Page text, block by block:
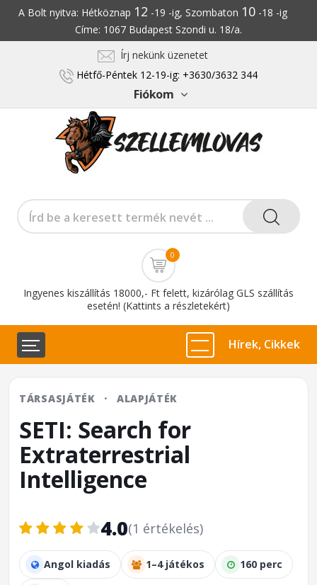
A Bolt nyitva: Hétköznap 12 -19 -ig, Szombaton 10-18 -ig
Címe: 1067 Budapest Szondi u. 18/a.
Írj nekünk üzenetet
Hétfő-Péntek 12-19-ig: +3630/3632 344
Fiókom
0
Ingyenes kiszállítás 18000,- Ft felett, kizárólag GLS szállítás
esetén! (Kattints a részletekért)
Hírek, Cikkek
TÁRSASJÁTÉK · ALAPJÁTÉK
SETI: Search for
Extraterrestrial
Intelligence
4.0(1 értékelés)
Angol kiadás 1–4 játékos 160 perc